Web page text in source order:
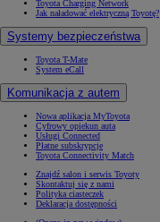
Toyota Charging Network
Jak naładować elektryczną Toyotę?
Systemy bezpieczeństwa
Toyota T-Mate
System eCall
Komunikacja z autem
Nowa aplikacja MyToyota
Cyfrowy opiekun auta
Usługi Connected
Płatne subskrypcje
Toyota Connectivity Match
Znajdź salon i serwis Toyoty
Skontaktuj się z nami
Polityka ciasteczek
Deklaracja dostępności